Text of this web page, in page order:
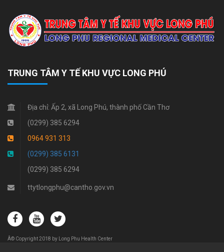
TRUNG TÂM Y TẾ KHU VỰC LONG PHÚ
Địa chỉ: Ấp 2, xã Long Phú, thành phố Cần Thơ
(0299) 385 6294
0964 931 313
(0299) 385 6131
(0299) 385 6294
ttytlongphu@cantho.gov.vn
Â© Copyright 2018 by Long Phu Health Center